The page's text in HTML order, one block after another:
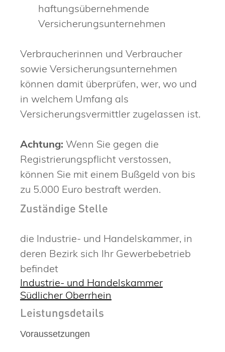
haftungsübernehmende
Versicherungsunternehmen
Verbraucherinnen und Verbraucher
sowie Versicherungsunternehmen
können damit überprüfen, wer, wo und
in welchem Umfang als
Versicherungsvermittler zugelassen ist.
Achtung: Wenn Sie gegen die
Registrierungspflicht verstossen,
können Sie mit einem Bußgeld von bis
zu 5.000 Euro bestraft werden.
Zuständige Stelle
die Industrie- und Handelskammer, in
deren Bezirk sich Ihr Gewerbebetrieb
befindet
Industrie- und Handelskammer
Südlicher Oberrhein
Leistungsdetails
Voraussetzungen